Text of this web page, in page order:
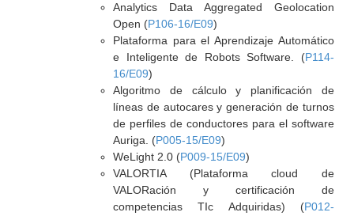
Analytics Data Aggregated Geolocation
Open (P106-16/E09)
Plataforma para el Aprendizaje Automático
e Inteligente de Robots Software. (P114-
16/E09)
Algoritmo de cálculo y planificación de
líneas de autocares y generación de turnos
de perfiles de conductores para el software
Auriga. (P005-15/E09)
WeLight 2.0 (P009-15/E09)
VALORTIA (Plataforma cloud de
VALORación y certificación de
competencias TIc Adquiridas) (P012-